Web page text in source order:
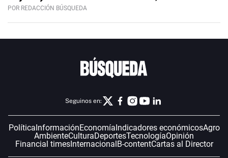
POR REDACCIÓN BÚSQUEDA
Seguinos en:
PolíticaInformaciónEconomíaIndicadores económicosAgro
AmbienteCulturaDeportesTecnologíaOpinión
Financial timesInternacionalB-contentCartas al Director